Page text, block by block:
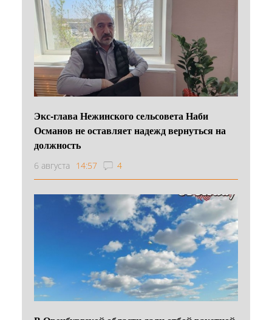
Экс-глава Нежинского сельсовета Наби
Османов не оставляет надежд вернуться на
должность
6 августа 14:57 4